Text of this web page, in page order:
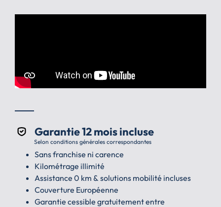
Garantie 12 mois incluse
Selon conditions générales correspondantes
Sans franchise ni carence
Kilométrage illimité
Assistance 0 km & solutions mobilité incluses
Couverture Européenne
Garantie cessible gratuitement entre